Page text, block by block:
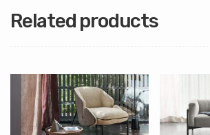
Related products